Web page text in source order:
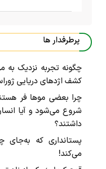
پرطرفدار ها
چگونه تجربه نزدیک
کشف اژد‌های دریایی
چرا بعضی موها فر
شروع می‌شود و آیا
داشتند؟
پستانداری که
می‌کند!